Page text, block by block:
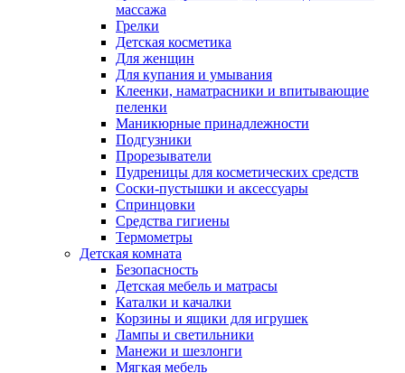
массажа
Грелки
Детская косметика
Для женщин
Для купания и умывания
Клеенки, наматрасники и впитывающие
пеленки
Маникюрные принадлежности
Подгузники
Прорезыватели
Пудреницы для косметических средств
Соски-пустышки и аксессуары
Спринцовки
Средства гигиены
Термометры
Детская комната
Безопасность
Детская мебель и матрасы
Каталки и качалки
Корзины и ящики для игрушек
Лампы и светильники
Манежи и шезлонги
Мягкая мебель